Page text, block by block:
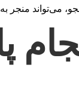
می‌تواند منجر